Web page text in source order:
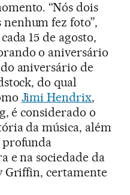
“Nós dois
fez foto”,
15 de agosto,
o aniversário
aniversário de
do qual
Jimi Hendrix,
é considerado o
da música, além
profunda
e na sociedade da
Griffin, certamente